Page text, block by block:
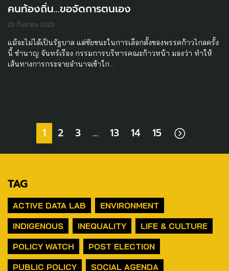
คนท้องถิ่น…ขอจัดการตนเอง
23 กันยายน 2023
แม้จะไม่ได้เป็นรัฐบาล แต่ชัยชนะในการเลือกตั้งของพรรคก้าวไกลครั้ง
นี้ ชำนาญ จันทร์เรือง กรรมการบริหารคณะก้าวหน้า มองว่า ทำให้
เส้นทางการกระจายอำนาจเข้าใก…
1 2 3 … 13 14 15
TAG
ACTIVE DATA LAB
ENVIRONMENT
INDIGENOUS
INEQUALITY
LIFE & CULTURE
POLICY WATCH
POST ELECTION
PUBLIC POLICY
SOCIAL AGENDA